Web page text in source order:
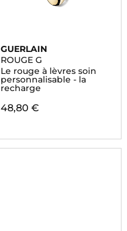
GUERLAIN
ROUGE G
Le rouge à lèvres soin
personnalisable - la
recharge
48,80 €